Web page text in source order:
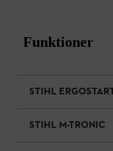
Funktioner
STIHL
STIHL M-TRONIC